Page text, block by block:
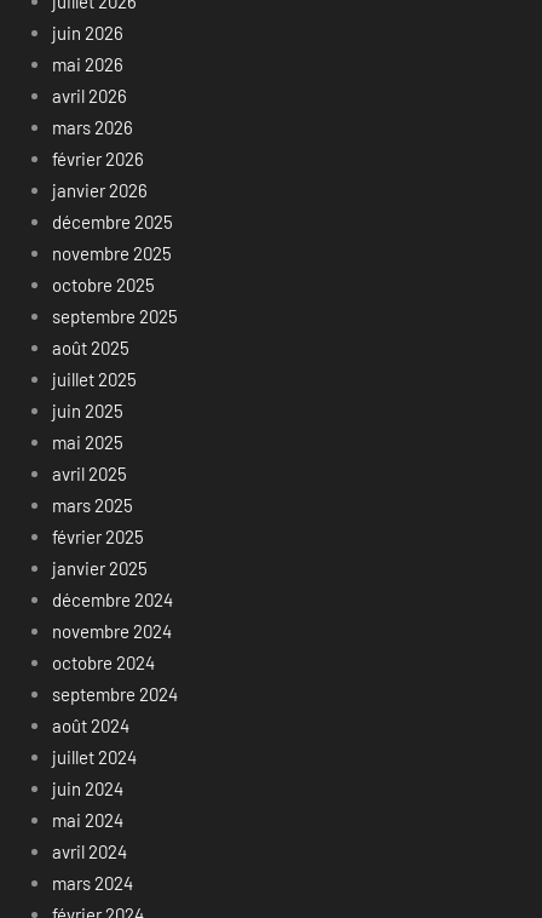
juin 2026
mai 2026
avril 2026
mars 2026
février 2026
janvier 2026
décembre 2025
novembre 2025
octobre 2025
septembre 2025
août 2025
juillet 2025
juin 2025
mai 2025
avril 2025
mars 2025
février 2025
janvier 2025
décembre 2024
novembre 2024
octobre 2024
septembre 2024
août 2024
juillet 2024
juin 2024
mai 2024
avril 2024
mars 2024